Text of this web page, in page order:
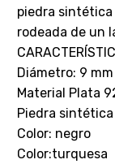
piedra sintética
rodeada de un
Diámetro: 9 mm
Material Plata
Piedra sintética
Color: negro
Color:turquesa